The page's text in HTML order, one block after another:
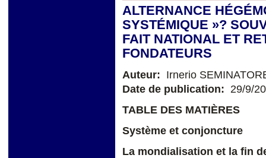
ALTERNANCE
SYSTÉMIQUE »?
FAIT NATIONAL ET
FONDATEURS
Auteur: Irnerio
Date de publication: 29/9/
TABLE DES MATIÈRES
Système et conjoncture
La mondialisation et la fin